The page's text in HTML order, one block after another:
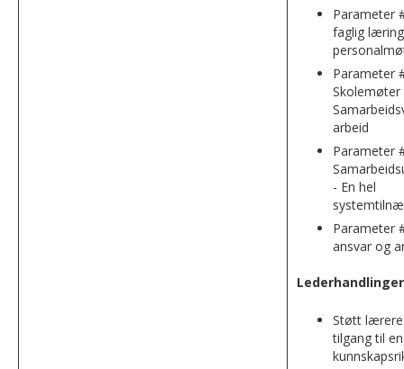
Parameter
faglig
Parameter
Skolemøter
arbeid
Parameter
- En hel
Parameter
ansvar og
Støtt
tilgang til en